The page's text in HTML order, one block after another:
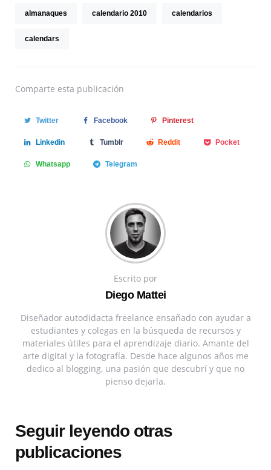
almanaques calendario 2010 calendarios
calendars
Comparte esta publicación
Twitter Facebook Pinterest
Linkedin Tumblr Reddit Pocket
Whatsapp Telegram
Escrito por
Diego Mattei
Diseñador autodidacta freelance ensañado con ayudar a
estudiantes y colegas en la búsqueda de recursos y
materiales útiles para el aprendizaje diario. Amante del
arte digital y la fotografía. Desde hace algunos años me
dedico al blogging, una pasión que descubrí y que no
pienso dejarla.
Seguir leyendo otras
publicaciones